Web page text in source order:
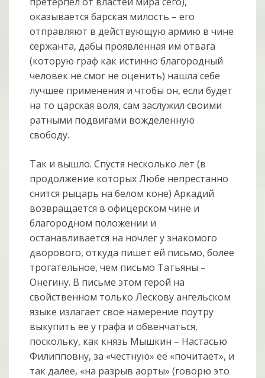
оказывается барская милость – его
отправляют в действующую армию в чине
сержанта, дабы проявленная им отвага
(которую граф как истинно благородный
человек не смог не оценить) нашла себе
лучшее применения и чтобы он, если будет
на то царская воля, сам заслужил своими
ратными подвигами вожделенную
свободу.
Так и вышло. Спустя несколько лет (в
продолжение которых Любе непрестанно
снится рыцарь на белом коне) Аркадий
возвращается в офицерском чине и
благородном положении и
останавливается на ночлег у знакомого
дворового, откуда пишет ей письмо, более
трогательное, чем письмо Татьяны –
Онегину. В письме этом герой на
свойственном только Лескову ангельском
языке излагает свое намерение поутру
выкупить ее у графа и обвенчаться,
поскольку, как князь Мышкин – Настасью
Филипповну, за «честную» ее «почитает», и
так далее, «на разрыв аорты» (говорю это